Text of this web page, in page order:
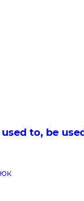
to, be